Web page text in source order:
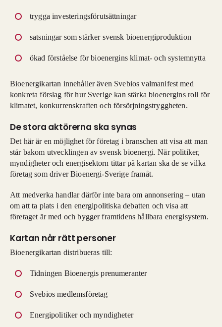
trygga investeringsförutsättningar
satsningar som stärker svensk bioenergiproduktion
ökad förståelse för bioenergins klimat- och systemnytta
Bioenergikartan innehåller även Svebios valmanifest med
konkreta förslag för hur Sverige kan stärka bioenergins roll för
klimatet, konkurrenskraften och försörjningstryggheten.
De stora aktörerna ska synas
Det här är en möjlighet för företag i branschen att visa att man
står bakom utvecklingen av svensk bioenergi. När politiker,
myndigheter och energisektorn tittar på kartan ska de se vilka
företag som driver Bioenergi-Sverige framåt.
Att medverka handlar därför inte bara om annonsering – utan
om att ta plats i den energipolitiska debatten och visa att
företaget är med och bygger framtidens hållbara energisystem.
Kartan når rätt personer
Bioenergikartan distribueras till:
Tidningen Bioenergis prenumeranter
Svebios medlemsföretag
Energipolitiker och myndigheter